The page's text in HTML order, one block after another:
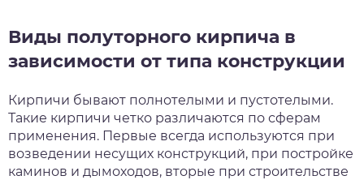
Виды полуторного кирпича в
зависимости от типа конструкции
Кирпичи бывают полнотелыми и пустотелыми.
Такие кирпичи четко различаются по сферам
применения. Первые всегда используются при
возведении несущих конструкций, при постройке
каминов и дымоходов, вторые при строительстве